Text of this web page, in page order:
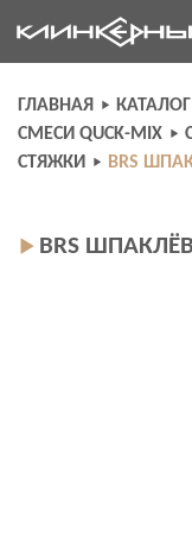
to
content
ГЛАВНАЯ
СМЕСИ QUCK-MIX
СТЯЖКИ
BRS
BRS